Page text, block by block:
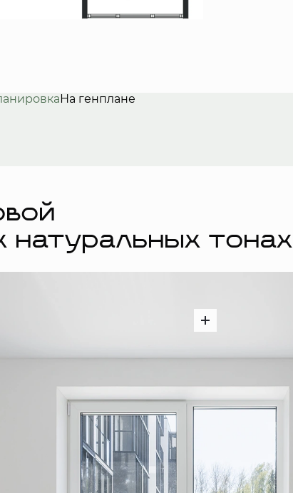
На генплане
натуральных тонах